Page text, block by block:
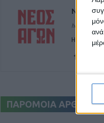
ΝΕΟΣ
https://
Η
ΠΑΡΟΜΟΙΑ ΑΡΘΡΑ